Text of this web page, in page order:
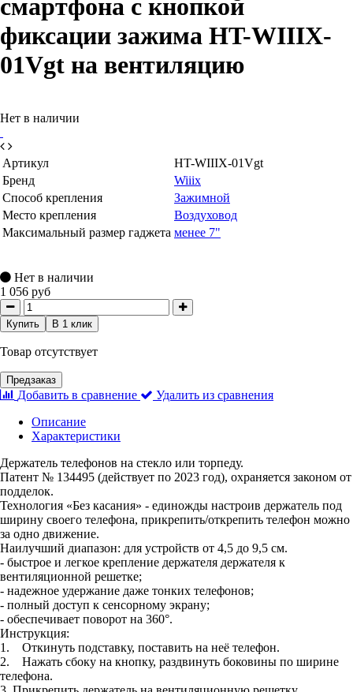
смартфона с кнопкой
фиксации зажима HT-WIIIX-
01Vgt на вентиляцию
Нет в наличии
Артикул
HT-WIIIX-01Vgt
Бренд
Wiiix
Способ крепления
Зажимной
Место крепления
Воздуховод
Максимальный размер гаджета менее 7"
Нет в наличии
1 056 руб
Купить В 1 клик
Товар отсутствует
Предзаказ
Добавить в сравнение
Удалить из сравнения
Описание
Характеристики
Держатель телефонов на стекло или торпеду.
Патент № 134495 (действует по 2023 год), охраняется законом от
подделок.
Технология «Без касания» - единожды настроив держатель под
ширину своего телефона, прикрепить/открепить телефон можно
за одно движение.
Наилучший диапазон: для устройств от 4,5 до 9,5 см.
- быстрое и легкое крепление держателя держателя к
вентиляционной решетке;
- надежное удержание даже тонких телефонов;
- полный доступ к сенсорному экрану;
- обеспечивает поворот на 360°.
Инструкция:
1. Откинуть подставку, поставить на неё телефон.
2. Нажать сбоку на кнопку, раздвинуть боковины по ширине
телефона.